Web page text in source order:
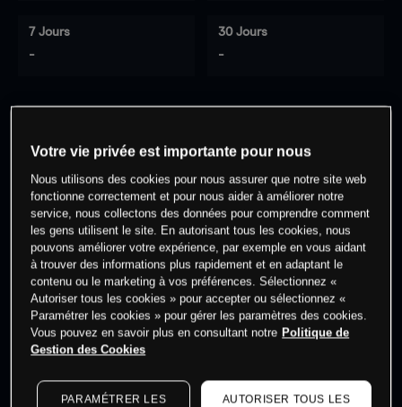
7 Jours
-
30 Jours
-
cet actif
Commencez à trader
Les prix sont indicatifs.Connectez-vous pour voir les
dernières données du marché.
Votre vie privée est importante pour nous
Nous utilisons des cookies pour nous assurer que notre site web
fonctionne correctement et pour nous aider à améliorer notre
service, nous collectons des données pour comprendre comment
les gens utilisent le site. En autorisant tous les cookies, nous
pouvons améliorer votre expérience, par exemple en vous aidant
à trouver des informations plus rapidement et en adaptant le
contenu ou le marketing à vos préférences. Sélectionnez «
Autoriser tous les cookies » pour accepter ou sélectionnez «
Paramétrer les cookies » pour gérer les paramètres des cookies.
Vous pouvez en savoir plus en consultant notre Politique de
Gestion des Cookies
PARAMÉTRER LES
AUTORISER TOUS LES